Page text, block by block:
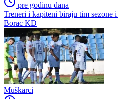
pre godinu dana
Treneri i kapiteni biraju tim sezone
Borac KD
Muškarci